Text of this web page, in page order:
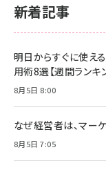
新着記事
明日からすぐに使
用術8選【週間ランキ
8月5日 8:00
なぜ経営者は、マー
8月5日 7:05